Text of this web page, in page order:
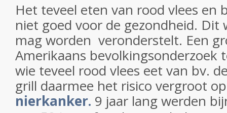
Het teveel eten van rood vlees en
niet goed voor de gezondheid. Dit
mag worden veronderstelt. Een
Amerikaans bevolkingsonderzoek
wie teveel rood vlees eet van bv.
grill daarmee het risico vergroot
nierkanker. 9 jaar lang werden